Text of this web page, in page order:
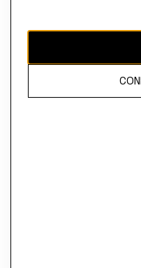
propiedad de H&M Hennes &